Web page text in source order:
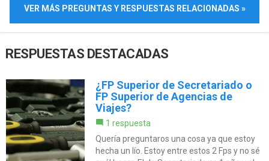
VER MÁS PREGUNTAS Y RESPUESTAS RELACIONADAS »
RESPUESTAS DESTACADAS
¿FP Superior de Secretariado o
FP Superior de Agencias de
Viajes?
1 respuesta
Quería preguntaros una cosa ya que estoy
hecha un lío. Estoy entre estos 2 Fps y no sé